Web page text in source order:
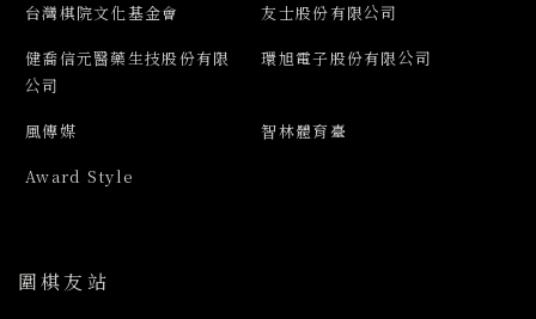
台灣棋院文化基金會
友士股份有限公司
健喬信元醫藥生技股份有限
公司
環旭電子股份有限公司
風傳媒
智林體育臺
Award Style
圍棋友站